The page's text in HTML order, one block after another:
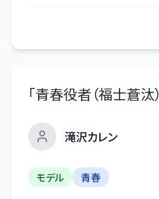
「青春役者（福士蒼汰）
滝沢カレン
モデル 青春